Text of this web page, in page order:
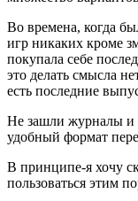
Во времена, когда
игр никаких кроме
покупала себе
это делать смысла
есть последние
Не зашли журналы и
удобный формат
В принципе-я хочу
пользоваться этим